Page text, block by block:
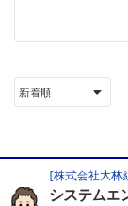
※これらデータは各
新着順
[株式会社大林
システムエ